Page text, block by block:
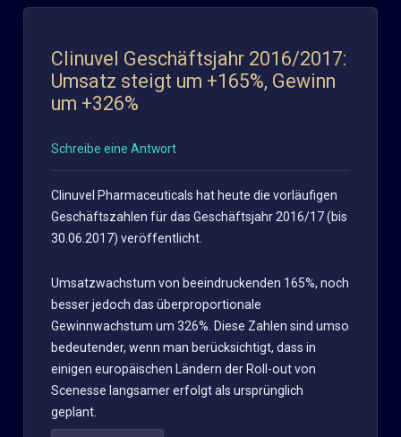
Clinuvel Geschäftsjahr 2016/2017:
Umsatz steigt um +165%, Gewinn
um +326%
Schreibe eine Antwort
Clinuvel Pharmaceuticals hat heute die vorläufigen
Geschäftszahlen für das Geschäftsjahr 2016/17 (bis
30.06.2017) veröffentlicht.
Umsatzwachstum von beeindruckenden 165%, noch
besser jedoch das überproportionale
Gewinnwachstum um 326%. Diese Zahlen sind umso
bedeutender, wenn man berücksichtigt, dass in
einigen europäischen Ländern der Roll-out von
Scenesse langsamer erfolgt als ursprünglich
geplant.